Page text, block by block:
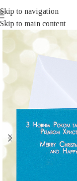
Skip to navigation
Skip to main content